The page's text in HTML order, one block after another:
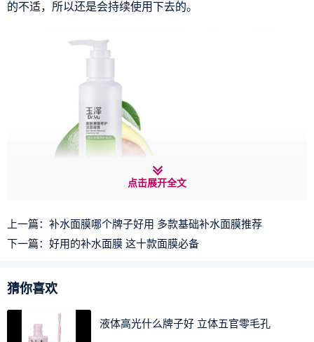
的不适，所以还是会持续使用下去的。
上述的关于玉泽洁面凝露好用吗、玉泽洁面凝露的成分以
上一页
点击展开全文
上一篇： 补水面膜哪个牌子好用 多款基础补水面膜推荐
下一篇： 好用的补水面膜 这十款面膜必备
猜你喜欢
液体高光什么牌子好 立体五官零毛孔